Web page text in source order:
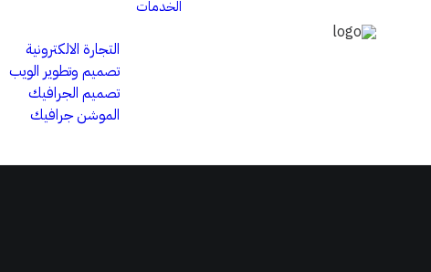
الخدمات
التجارة الالكترونية
تصميم وتطوير الويب
تصميم الجرافيك
الموشن جرافيك